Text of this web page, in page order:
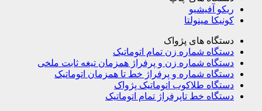
ریکو آفیشیو
کونیکا مینولتا
دستگاه های پژواک
دستگاه شماره زن تمام اتوماتیک
دستگاه شماره زن و پرفراژ همزمان تیغه ثابت ملخی
دستگاه شماره و پرفراژ خط تا همزمان اتوماتیک
دستگاه طلاکوب اتوماتیک پژواک
دستگاه خط تاپرفراژ تمام اتوماتیک